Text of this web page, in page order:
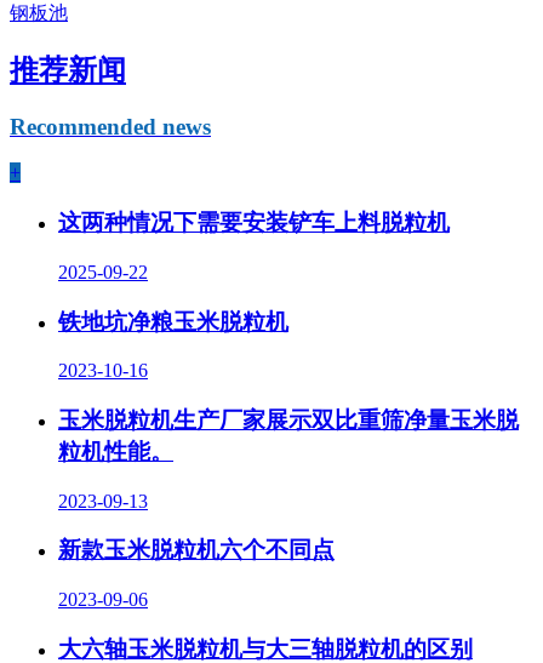
钢板池
推荐新闻
Recommended news
+
这两种情况下需要安装铲车上料脱粒机
2025-09-22
铁地坑净粮玉米脱粒机
2023-10-16
玉米脱粒机生产厂家展示双比重筛净量玉米脱
粒机性能。
2023-09-13
新款玉米脱粒机六个不同点
2023-09-06
大六轴玉米脱粒机与大三轴脱粒机的区别